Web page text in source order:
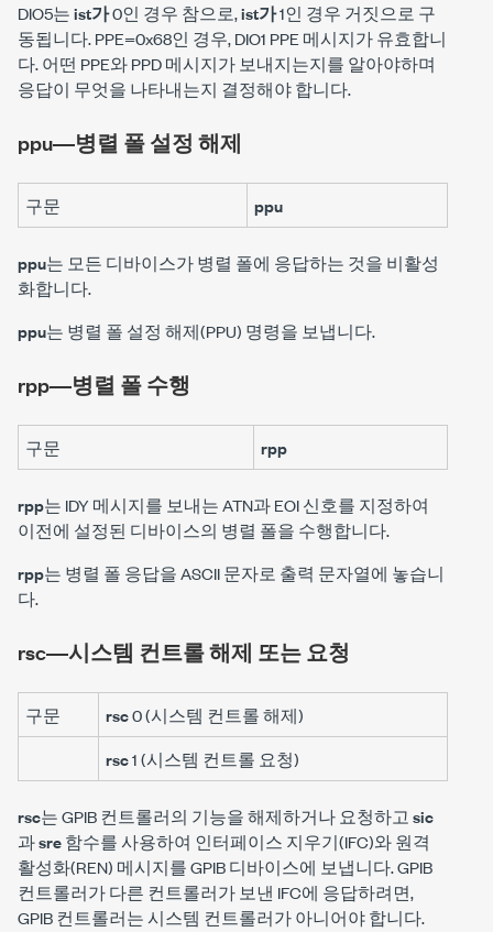
DIO5는ist가0인 경우 참으로,ist가1인 경우 거짓으로 구
동됩니다. PPE=0x68인 경우, DIO1 PPE 메시지가 유효합니
다. 어떤 PPE와 PPD 메시지가 보내지는지를 알아야하며
응답이 무엇을 나타내는지 결정해야 합니다.
ppu―병렬 폴 설정 해제
구문 ppu
ppu는 모든 디바이스가 병렬 폴에 응답하는 것을 비활성
화합니다.
ppu는 병렬 폴 설정 해제(PPU) 명령을 보냅니다.
rpp―병렬 폴 수행
구문 rpp
rpp는 IDY 메시지를 보내는 ATN과 EOI 신호를 지정하여
이전에 설정된 디바이스의 병렬 폴을 수행합니다.
rpp는 병렬 폴 응답을 ASCII 문자로 출력 문자열에 놓습니
다.
rsc―시스템 컨트롤 해제 또는 요청
구문 rsc0 (시스템 컨트롤 해제)
rsc1 (시스템 컨트롤 요청)
rsc는 GPIB 컨트롤러의 기능을 해제하거나 요청하고 sic
과sre함수를 사용하여 인터페이스 지우기(IFC)와 원격
활성화(REN) 메시지를 GPIB 디바이스에 보냅니다. GPIB
컨트롤러가 다른 컨트롤러가 보낸 IFC에 응답하려면,
GPIB 컨트롤러는 시스템 컨트롤러가 아니어야 합니다.